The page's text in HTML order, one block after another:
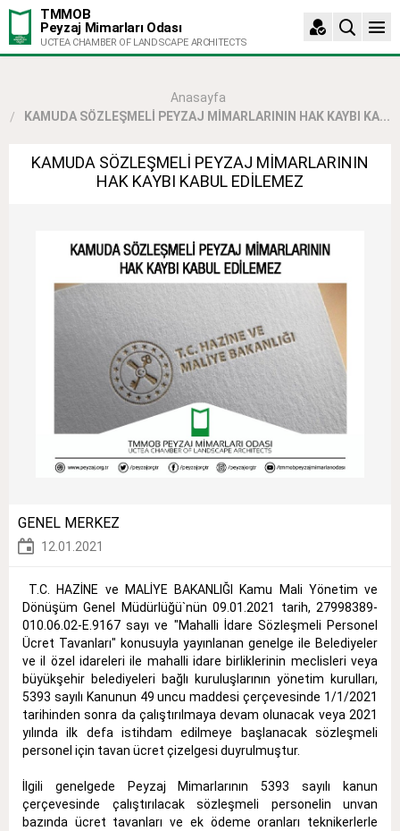
TMMOB
Peyzaj Mimarları Odası
UCTEA CHAMBER OF LANDSCAPE ARCHITECTS
Anasayfa
KAMUDA SÖZLEŞMELİ PEYZAJ MİMARLARININ HAK KAYBI KA...
KAMUDA SÖZLEŞMELİ PEYZAJ MİMARLARININ
HAK KAYBI KABUL EDİLEMEZ
GENEL MERKEZ
12.01.2021
T.C. HAZİNE ve MALİYE BAKANLIĞI Kamu Mali Yönetim ve
Dönüşüm Genel Müdürlüğü`nün 09.01.2021 tarih, 27998389-
010.06.02-E.9167 sayı ve "Mahalli İdare Sözleşmeli Personel
Ücret Tavanları" konusuyla yayınlanan genelge ile Belediyeler
ve il özel idareleri ile mahalli idare birliklerinin meclisleri veya
büyükşehir belediyeleri bağlı kuruluşlarının yönetim kurulları,
5393 sayılı Kanunun 49 uncu maddesi çerçevesinde 1/1/2021
tarihinden sonra da çalıştırılmaya devam olunacak veya 2021
yılında ilk defa istihdam edilmeye başlanacak sözleşmeli
personel için tavan ücret çizelgesi duyrulmuştur.
İlgili genelgede Peyzaj Mimarlarının 5393 sayılı kanun
çerçevesinde çalıştırılacak sözleşmeli personelin unvan
bazında ücret tavanları ve ek ödeme oranları teknikerlerle